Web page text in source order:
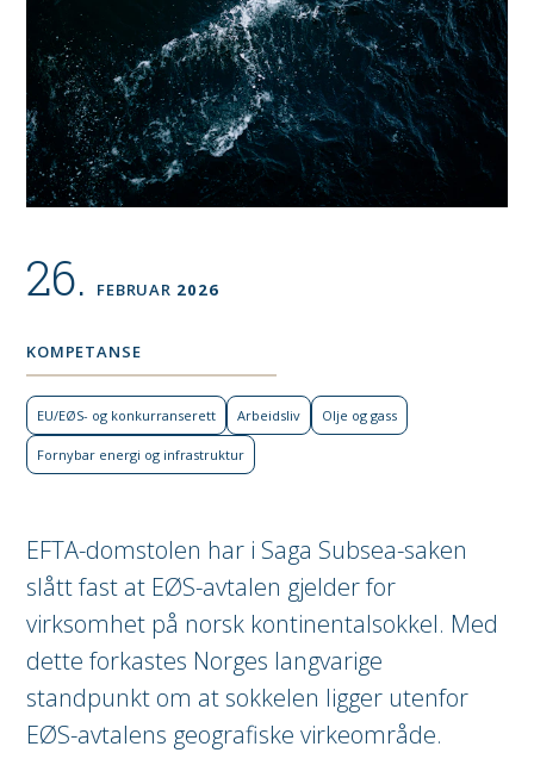
26. FEBRUAR 2026
KOMPETANSE
EU/EØS- og konkurranse­rett Arbeidsliv Olje og gass
Fornybar energi og infra­struktur
EFTA-domstolen har i Saga Subsea-saken
slått fast at EØS-avtalen gjelder for
virksomhet på norsk kontinentalsokkel. Med
dette forkastes Norges langvarige
standpunkt om at sokkelen ligger utenfor
EØS-avtalens geografiske virkeområde.